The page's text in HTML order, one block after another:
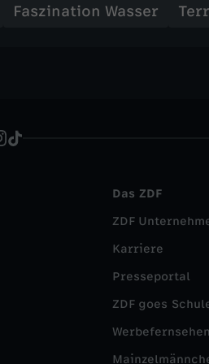
Faszination Wasser
Das ZDF
ZDF
Karriere
Presseportal
ZDF goes
Werbefernsehen